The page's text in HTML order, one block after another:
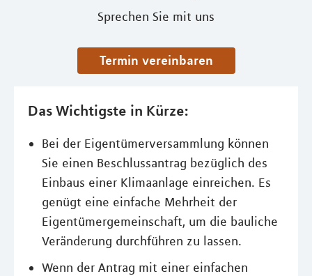
Sprechen Sie mit uns
Termin vereinbaren
Das Wichtigste in Kürze:
Bei der Eigentümerversammlung können
Sie einen Beschlussantrag bezüglich des
Einbaus einer Klimaanlage einreichen. Es
genügt eine einfache Mehrheit der
Eigentümergemeinschaft, um die bauliche
Veränderung durchführen zu lassen.
Wenn der Antrag mit einer einfachen